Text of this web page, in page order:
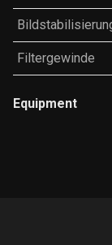
Filtergewinde
Equipment